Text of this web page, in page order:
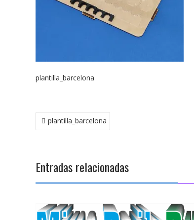
plantilla_barcelona
Navegación
de
plantilla_barcelona
Entradas relacionadas